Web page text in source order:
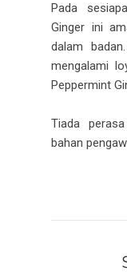
Pada
Ginger ini
dalam
mengalami
Peppermint
Tiada
bahan